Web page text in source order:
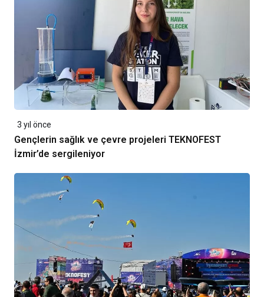
3 yıl önce
Gençlerin sağlık ve çevre projeleri TEKNOFEST
İzmir’de sergileniyor